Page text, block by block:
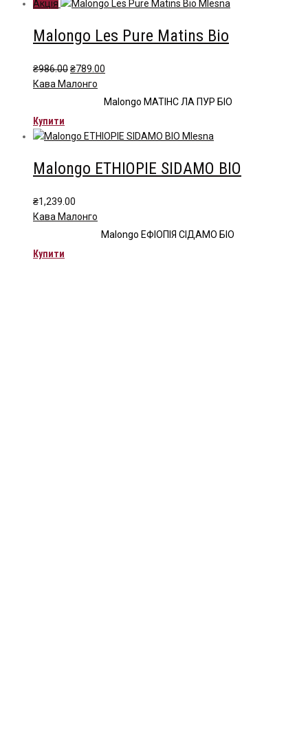
Акція
Malongo Les Pure Matins Bio
₴986.00Оригінальна
ціна:
₴986.00.
₴789.00
₴789.00.
Кава Малонго
Malongo МАТІНС ЛА ПУР БІО
Купити
Malongo ETHIOPIE SIDAMO BIO
₴1,239.00
Кава Малонго
Malongo ЕФІОПІЯ СІДАМО БІО
Купити